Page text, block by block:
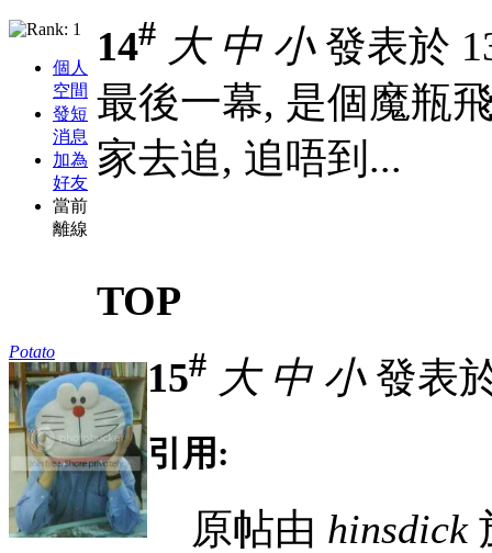
個人
空間
發短
消息
加為
好友
當前
離線
14# 大 中 小發表於
最後一幕, 是個魔瓶
家去追, 追唔到...
TOP
Potato
15# 大 中 小發表
引用:
原帖由 hinsdick